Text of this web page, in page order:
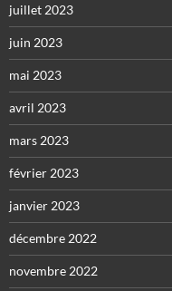
juillet 2023
juin 2023
mai 2023
avril 2023
mars 2023
février 2023
janvier 2023
décembre 2022
novembre 2022